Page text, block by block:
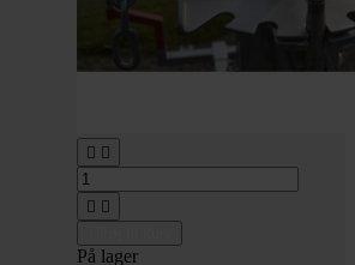
 
 
På lager